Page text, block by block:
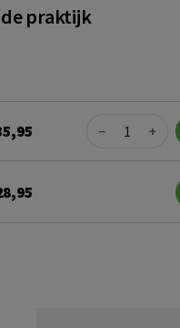
praktijk
Quantity
− +